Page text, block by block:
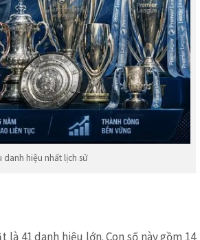
hiệu nhất lịch sử
41 danh hiệu lớn. Con số này gồm 14